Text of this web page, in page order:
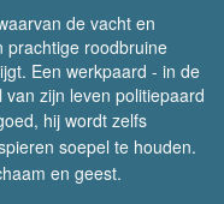
de vacht en
prachtige roodbruine
Een werkpaard - in de
zijn leven politiepaard
hij wordt zelfs
soepel te houden.
en geest.